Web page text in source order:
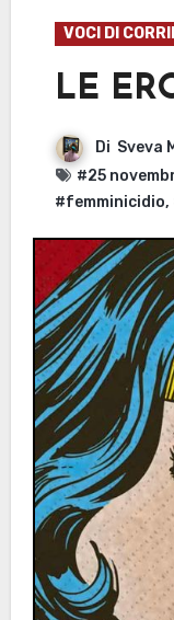
VOCI DI
LE
Di Sveva
#25
#femminicidio,